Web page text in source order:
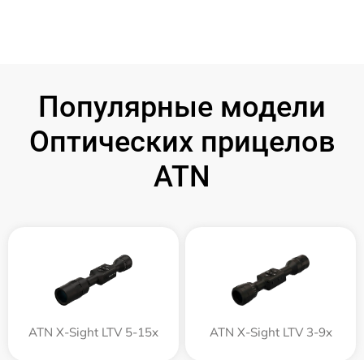
Популярные модели
Оптических прицелов
ATN
ATN X-Sight LTV 5-15x ATN X-Sight LTV 3-9x